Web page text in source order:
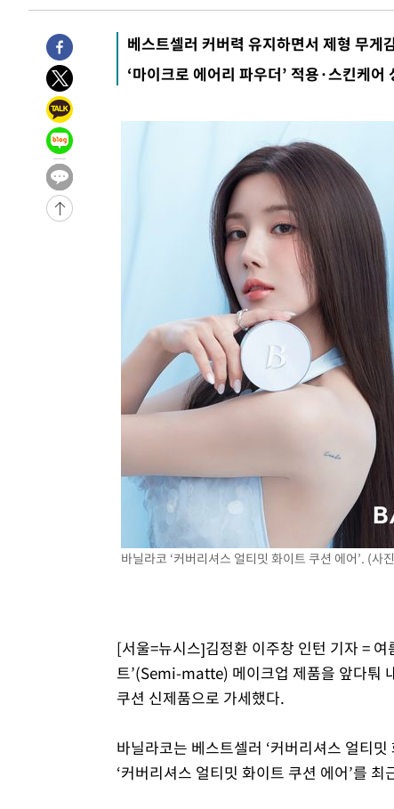
송"
3분 전 >'최고 37도' 폭염 지속…강원동해안 최대 150㎜ 비
1시간 전 >
[속보]뉴욕증시 상승 마감…S&P 0.6% 나스닥 1.3%↑
베스트셀러 커버력 유지하면서 제형 무게
‘마이크로 에어리 파우더’ 적용·스킨케어
바닐라코 ‘커버리셔스 얼티밋 화이트 쿠션 에어’. (사
[서울=뉴시스]김정환 이주창 인턴 기자 =
트’(Semi-matte) 메이크업 제품을 앞다퉈
쿠션 신제품으로 가세했다.
바닐라코는 베스트셀러 ‘커버리셔스 얼티
‘커버리셔스 얼티밋 화이트 쿠션 에어’를 최